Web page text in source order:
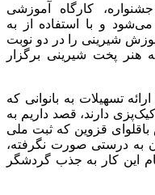
کارگاه آموزشی
و با استفاده از به
شیرینی را در دو نوبت
هنر پخت شیرینی برگزار
تسهیلات به بانوانی که
دارند، قصد داریم به
قزوین که ثبت ملی
به درستی صورت نگرفته،
این کار به جذب گردشگر